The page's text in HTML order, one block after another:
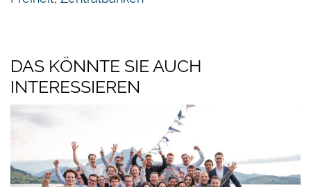
DAS KÖNNTE SIE AUCH
INTERESSIEREN